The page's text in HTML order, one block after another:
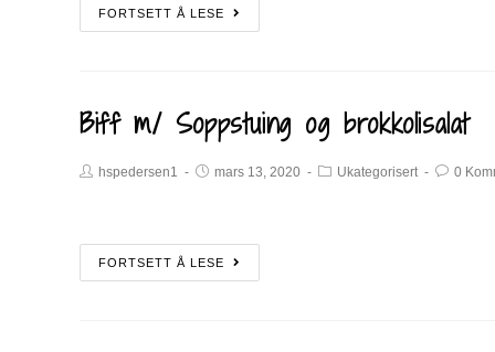
FORTSETT Å LESE
Biff m/ Soppstuing og brokkolisalat
hspedersen1 mars 13, 2020 Ukategorisert 0
FORTSETT Å LESE